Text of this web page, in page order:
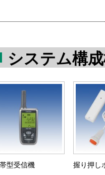
システム構
型受信機 握り押し